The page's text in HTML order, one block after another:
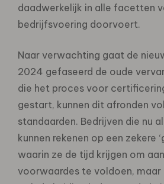
daadwerkelijk in alle facetten
bedrijfsvoering doorvoert.
Naar verwachting gaat de
2024 gefaseerd de oude
die het proces voor
gestart, kunnen dit afronden
standaarden. Bedrijven die nu
kunnen rekenen op een zekere
waarin ze de tijd krijgen om
voorwaardes te voldoen, maar